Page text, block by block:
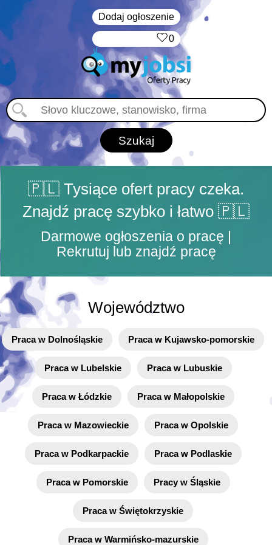
Dodaj ogłoszenie
0
🇵🇱 Tysiące ofert pracy czeka.
Znajdź pracę szybko i łatwo 🇵🇱
Darmowe ogłoszenia o pracę |
Rekrutuj lub znajdź pracę
Województwo
Praca w Dolnośląskie Praca w Kujawsko-pomorskie
Praca w Lubelskie Praca w Lubuskie
Praca w Łódzkie Praca w Małopolskie
Praca w Mazowieckie Praca w Opolskie
Praca w Podkarpackie Praca w Podlaskie
Praca w Pomorskie Pracy w Śląskie
Praca w Świętokrzyskie
Praca w Warmińsko-mazurskie